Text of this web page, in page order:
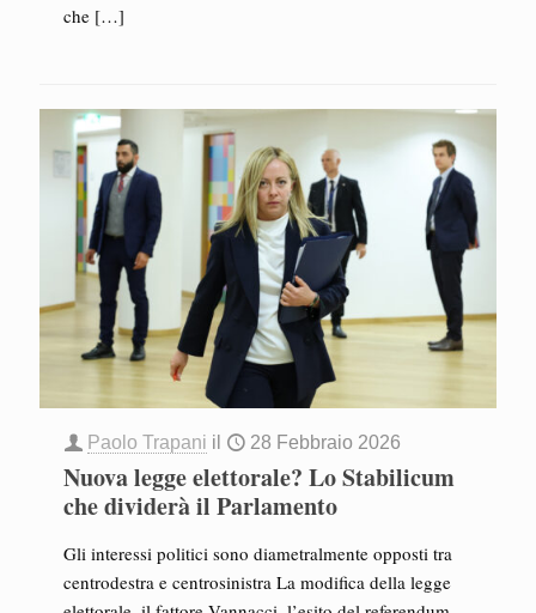
che […]
Paolo Trapani il 28 Febbraio 2026
Nuova legge elettorale? Lo Stabilicum
che dividerà il Parlamento
Gli interessi politici sono diametralmente opposti tra
centrodestra e centrosinistra La modifica della legge